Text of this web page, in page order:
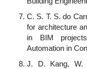
C. S. T. S. do
for architecture
in BIM projects
Automation in
J. D. Kang, W.